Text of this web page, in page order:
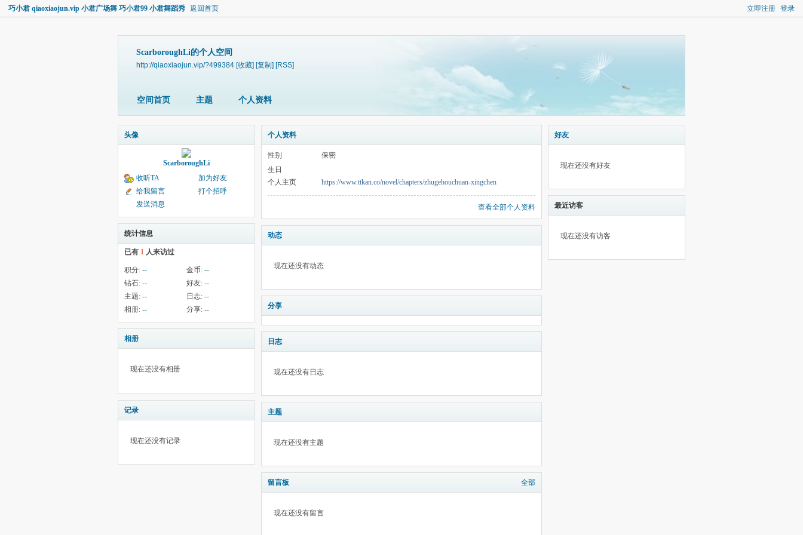
立即注册 登录
巧小君 qiaoxiaojun.vip 小君广场舞 巧小君99 小君舞蹈秀 返回首页
ScarboroughLi的个人空间
http://qiaoxiaojun.vip/?499384 [收藏] [复制] [RSS]
空间首页 主题 个人资料
头像
ScarboroughLi
收听TA
加为好友
给我留言
打个招呼
发送消息
统计信息
已有 1 人来访过
积分: -- 金币: --
钻石: -- 好友: --
主题: -- 日志: --
相册: -- 分享: --
相册
现在还没有相册
记录
现在还没有记录
个人资料
性别
保密
生日
个人主页
https://www.ttkan.co/novel/chapters/zhugehouchuan-xingchen
查看全部个人资料
动态
现在还没有动态
分享
日志
现在还没有日志
主题
现在还没有主题
留言板 全部
现在还没有留言
好友
现在还没有好友
最近访客
现在还没有访客